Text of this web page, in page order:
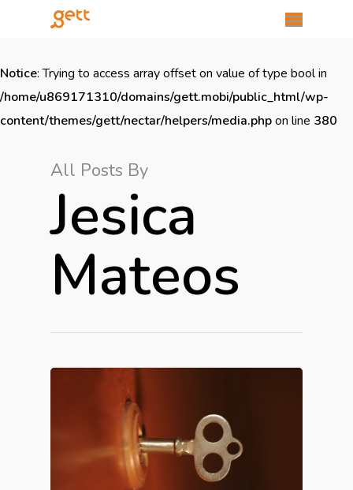
Notice: Trying to access array offset on value of type bool in
/home/u869171310/domains/gett.mobi/public_html/wp-
content/themes/gett/nectar/helpers/media.phpon line 380
All Posts By
Jesica
Mateos